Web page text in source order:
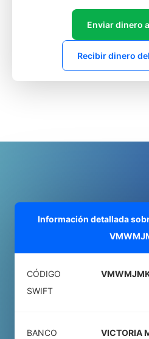
Enviar dinero
Recibir dinero
Información detallada
CÓDIGO
SWIFT
BANCO
VICTORIA